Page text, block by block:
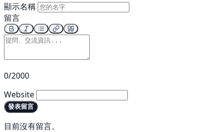
顯示名稱
留言
0/2000
Website
發表留言
目前沒有留言。